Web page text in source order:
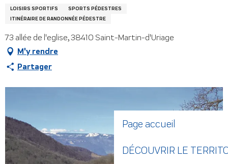
Page accueil
DÉCOUVRIR LE
LOISIRS SPORTIFS
SPORTS PÉDESTRES
ITINÉRAIRE DE RANDONNÉE PÉDESTRE
73 allée de l'eglise, 38410 Saint-Martin-d'Uriage
M'y rendre
Partager